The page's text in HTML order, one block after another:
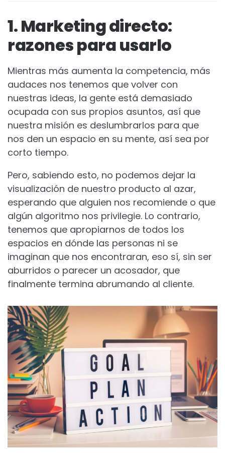
1. Marketing directo:
razones para usarlo
Mientras más aumenta la competencia, más
audaces nos tenemos que volver con
nuestras ideas, la gente está demasiado
ocupada con sus propios asuntos, así que
nuestra misión es deslumbrarlos para que
nos den un espacio en su mente, así sea por
corto tiempo.
Pero, sabiendo esto, no podemos dejar la
visualización de nuestro producto al azar,
esperando que alguien nos recomiende o que
algún algoritmo nos privilegie. Lo contrario,
tenemos que apropiarnos de todos los
espacios en dónde las personas ni se
imaginan que nos encontraran, eso sí, sin ser
aburridos o parecer un acosador, que
finalmente termina abrumando al cliente.